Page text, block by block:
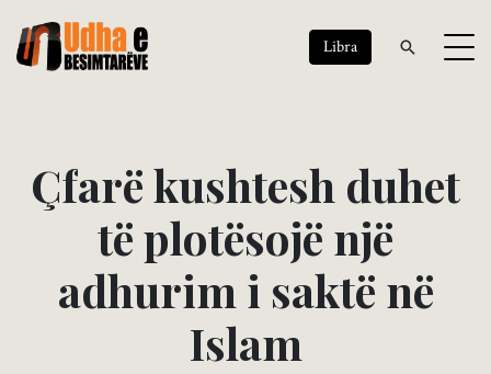
Libra
Çfarëkushtesh duhet
tëplotësojë një
adhurim i saktë në
Islam